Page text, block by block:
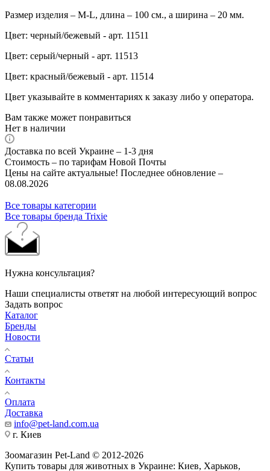
Размер изделия – M-L, длина – 100 см., а ширина – 20 мм.
Цвет: черный/бежевый - арт. 11511
Цвет: серый/черный - арт. 11513
Цвет: красный/бежевый - арт. 11514
Цвет указывайте в комментариях к заказу либо у оператора.
Вам также может понравиться
Нет в наличии
Доставка по всей Украине – 1-3 дня
Стоимость – по тарифам Новой Почты
Цены на сайте актуальные! Последнее обновление –
08.08.2026
Все товары категории
Все товары бренда Trixie
Нужна консультация?
Наши специалисты ответят на любой интересующий вопрос
Задать вопрос
Каталог
Бренды
Новости
Статьи
Контакты
Оплата
Доставка
info@pet-land.com.ua
г. Киев
Зоомагазин Pet-Land © 2012-2026
Купить товары для животных в Украине: Киев, Харьков,